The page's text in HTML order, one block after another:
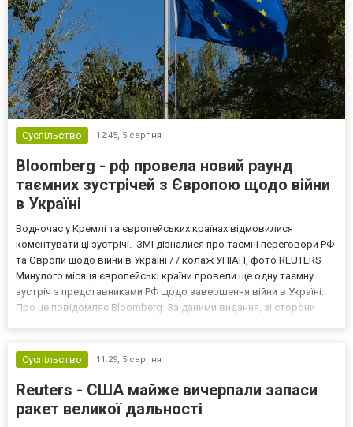
Суспільство 12:45, 5 серпня
Bloomberg - рф провела новий раунд
таємних зустрічей з Європою щодо війни
в Україні
Водночас у Кремлі та європейських країнах відмовилися
коментувати ці зустрічі. ЗМІ дізналися про таємні переговори РФ
та Європи щодо війни в Україні / / колаж УНІАН, фото REUTERS
Минулого місяця європейські країни провели ще одну таємну
зустріч з представниками РФ щодо завершення війни в Україні.
Про це повідомляє Bloomberg. За даними видання, зі сторони
Суспільство
11:29, 5 серпня
Reuters - США майже вичерпали запаси
ракет великої дальності